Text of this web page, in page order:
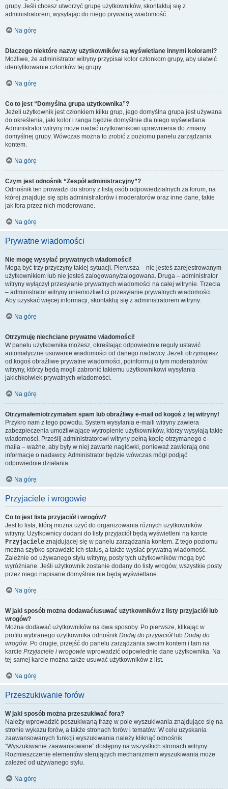
grupy. Jeśli chcesz utworzyć grupę użytkowników, skontaktuj się z
administratorem, wysyłając do niego prywatną wiadomość.
Na górę
Dlaczego niektóre nazwy użytkowników są wyświetlane innymi kolorami?
Możliwe, że administrator witryny przypisał kolor członkom grupy, aby ułatwić
identyfikowanie członków tej grupy.
Na górę
Co to jest “Domyślna grupa użytkownika”?
Jeżeli użytkownik jest członkiem kilku grup, jego domyślna grupa jest używana
do określenia, jaki kolor i ranga będzie domyślnie dla niego wyświetlana.
Administrator witryny może nadać użytkownikowi uprawnienia do zmiany
domyślnej grupy. Wówczas można to zrobić z poziomu panelu zarządzania
kontem.
Na górę
Czym jest odnośnik “Zespół administracyjny”?
Odnośnik ten prowadzi do strony z listą osób odpowiedzialnych za forum, na
której znajduje się spis administratorów i moderatorów oraz inne dane, takie
jak fora przez nich moderowane.
Na górę
Prywatne wiadomości
Nie mogę wysyłać prywatnych wiadomości!
Mogą być trzy przyczyny takiej sytuacji. Pierwsza – nie jesteś zarejestrowanym
użytkownikiem lub nie jesteś zalogowany/zalogowana. Druga – administrator
witryny wyłączył przesyłanie prywatnych wiadomości na całej witrynie. Trzecia
– administrator witryny uniemożliwił ci przesyłanie prywatnych wiadomości.
Aby uzyskać więcej informacji, skontaktuj się z administratorem witryny.
Na górę
Otrzymuję niechciane prywatne wiadomości!
W panelu użytkownika możesz, określając odpowiednie reguły ustawić
automatyczne usuwanie wiadomości od danego nadawcy. Jeżeli otrzymujesz
od kogoś obraźliwe prywatne wiadomości, poinformuj o tym moderatorów
witryny, którzy będą mogli zabronić takiemu użytkownikowi wysyłania
jakichkolwiek prywatnych wiadomości.
Na górę
Otrzymałem/otrzymałam spam lub obraźliwy e-mail od kogoś z tej witryny!
Przykro nam z tego powodu. System wysyłania e-maili witryny zawiera
zabezpieczenia umożliwiające wytropienie użytkowników, którzy wysyłają takie
wiadomości. Prześlij administratorowi witryny pełną kopię otrzymanego e-
maila – ważne, aby były w niej zawarte nagłówki, ponieważ zawierają one
informacje o nadawcy. Administrator będzie wówczas mógł podjąć
odpowiednie działania.
Na górę
Przyjaciele i wrogowie
Co to jest lista przyjaciół i wrogów?
Jest to lista, którą można użyć do organizowania różnych użytkowników
witryny. Użytkownicy dodani do listy przyjaciół będą wyświetleni na karcie
Przyjaciele znajdującej się w panelu zarządzania kontem. Z tego poziomu
można szybko sprawdzić ich status, a także wysłać prywatną wiadomość.
Zależnie od używanego stylu witryny, posty tych użytkowników mogą być
wyróżniane. Jeśli użytkownik zostanie dodany do listy wrogów, wszystkie posty
przez niego napisane domyślnie nie będą wyświetlane.
Na górę
W jaki sposób można dodawać/usuwać użytkowników z listy przyjaciół lub
wrogów?
Można dodawać użytkowników na dwa sposoby. Po pierwsze, klikając w
profilu wybranego użytkownika odnośnik Dodaj do przyjaciół lub Dodaj do
wrogów. Po drugie, przejść do panelu zarządzania swoim kontem i tam na
karcie Przyjaciele i wrogowie wprowadzić odpowiednie dane użytkownika. Na
tej samej karcie można także usuwać użytkowników z list.
Na górę
Przeszukiwanie forów
W jaki sposób można przeszukiwać fora?
Należy wprowadzić poszukiwaną frazę w pole wyszukiwania znajdujące się na
stronie wykazu forów, a także stronach forów i tematów. W celu uzyskania
zaawansowanych funkcji wyszukiwania należy kliknąć odnośnik
“Wyszukiwanie zaawansowane” dostępny na wszystkich stronach witryny.
Rozmieszczenie elementów sterujących mechanizmem wyszukiwania może
zależeć od używanego stylu.
Na górę